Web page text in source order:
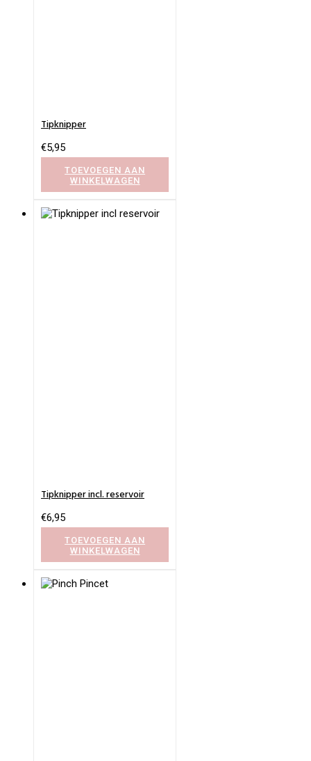
Tipknipper
€5,95
TOEVOEGEN AAN
WINKELWAGEN
Tipknipper incl. reservoir
€6,95
TOEVOEGEN AAN
WINKELWAGEN